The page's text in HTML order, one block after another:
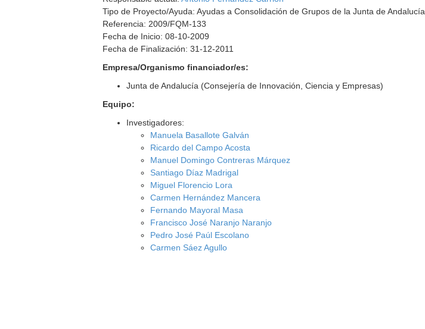
Tipo de Proyecto/Ayuda: Ayudas a Consolidación de Grupos de la Junta de Andalucía
Referencia: 2009/FQM-133
Fecha de Inicio: 08-10-2009
Fecha de Finalización: 31-12-2011
Empresa/Organismo financiador/es:
Junta de Andalucía (Consejería de Innovación, Ciencia y Empresas)
Equipo:
Investigadores:
Manuela Basallote Galván
Ricardo del Campo Acosta
Manuel Domingo Contreras Márquez
Santiago Díaz Madrigal
Miguel Florencio Lora
Carmen Hernández Mancera
Fernando Mayoral Masa
Francisco José Naranjo Naranjo
Pedro José Paúl Escolano
Carmen Sáez Agullo